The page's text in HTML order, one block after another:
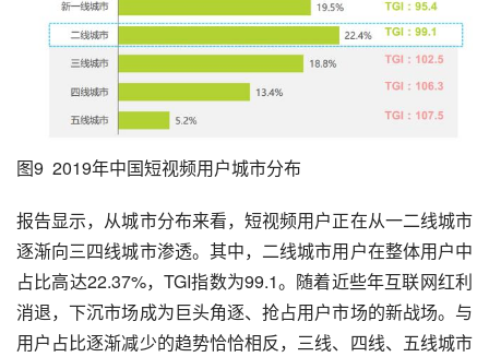
图9  2019年中国短视频用户城市分布
报告显示，从城市分布来看，短视频用户正在从一二线城市
逐渐向三四线城市渗透。其中，二线城市用户在整体用户中
占比高达22.37%，TGI指数为99.1。随着近些年互联网红利
消退，下沉市场成为巨头角逐、抢占用户市场的新战场。与
用户占比逐渐减少的趋势恰恰相反，三线、四线、五线城市